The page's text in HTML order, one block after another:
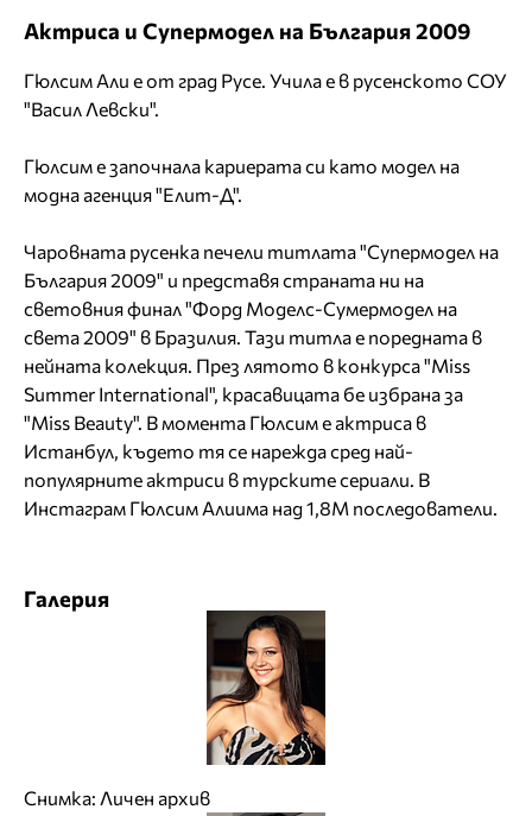
Актриса и Супермодел на България 2009
Гюлсим Али е от град Русе. Учила е в русенското СОУ
"Васил Левски".
Гюлсим е започнала кариерата си като модел на
модна агенция "Елит-Д".
Чаровната русенка печели титлата "Супермодел на
България 2009" и представя страната ни на
световния финал "Форд Моделс-Сумермодел на
света 2009" в Бразилия. Тази титла е поредната в
нейната колекция. През лятото в конкурса "Miss
Summer International", красавицата бе избрана за
"Miss Beauty". В момента Гюлсим е актриса в
Истанбул, където тя се нарежда сред най-
популярните актриси в турските сериали. В
Инстаграм Гюлсим Алиима над 1,8М последователи.
Галерия
Снимка: Личен архив